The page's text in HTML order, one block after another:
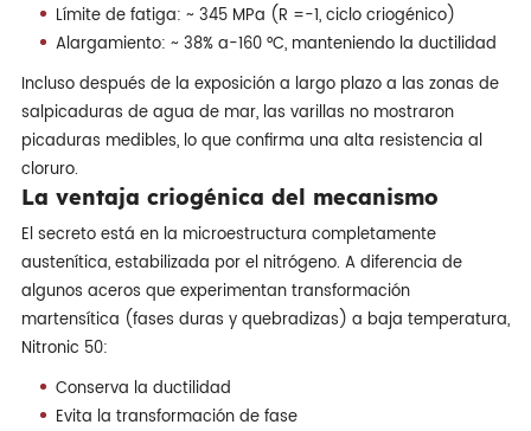
Límite de fatiga: ~ 345 MPa (R =-1, ciclo criogénico)
Alargamiento: ~ 38% a-160 °C, manteniendo la ductilidad
Incluso después de la exposición a largo plazo a las zonas de
salpicaduras de agua de mar, las varillas no mostraron
picaduras medibles, lo que confirma una alta resistencia al
cloruro.
La ventaja criogénica del mecanismo
El secreto está en la microestructura completamente
austenítica, estabilizada por el nitrógeno. A diferencia de
algunos aceros que experimentan transformación
martensítica (fases duras y quebradizas) a baja temperatura,
Nitronic 50:
Conserva la ductilidad
Evita la transformación de fase